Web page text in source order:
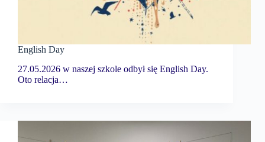
English Day
27.05.2026 w naszej szkole odbył się English Day.
Oto relacja…